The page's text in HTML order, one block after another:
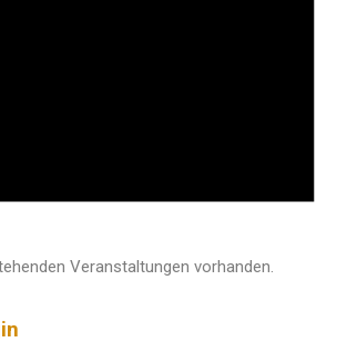
Veranstaltungen vorhanden.